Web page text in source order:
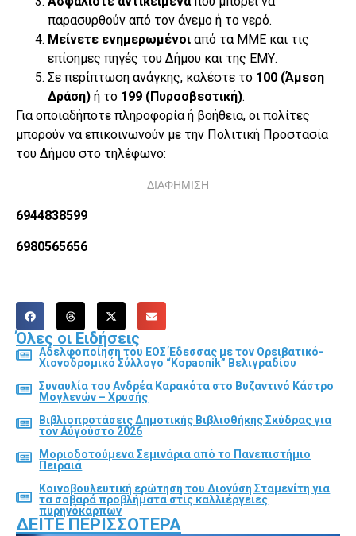
παρασυρθούν από τον άνεμο ή το νερό.
Μείνετε ενημερωμένοι από τα ΜΜΕ και τις
επίσημες πηγές του Δήμου και της ΕΜΥ.
Σε περίπτωση ανάγκης, καλέστε το 100 (Άμεση
Δράση) ή το 199 (Πυροσβεστική).
Για οποιαδήποτε πληροφορία ή βοήθεια, οι πολίτες
μπορούν να επικοινωνούν με την Πολιτική Προστασία
του Δήμου στο τηλέφωνο:
ΔΙΑΦΗΜΙΣΗ
6944838599
6980565656
Όλες οι Ειδήσεις
Αδελφοποίηση του ΕΟΣ Έδεσσας με τον Ορειβατικό-
Χιονοδρομικό Σύλλογο “Kopaonik” Βελιγραδίου
Συναυλία του Ανδρέα Καρακότα στο Βυζαντινό Κάστρο
Μογλενών – Χρυσής
Βιβλιοπροτάσεις Δημοτικής Βιβλιοθήκης Σκύδρας για
τον Αύγούστο 2026
Μοριοδοτούμενα Σεμινάρια από το Πανεπιστήμιο
Πειραιά
Κοινοβουλευτική ερώτηση του Διονύση Σταμενίτη για
τα σοβαρά προβλήματα στις καλλιέργειες
πυρηνόκαρπων
ΔΕΊΤΕ ΠΕΡΙΣΣΌΤΕΡΑ